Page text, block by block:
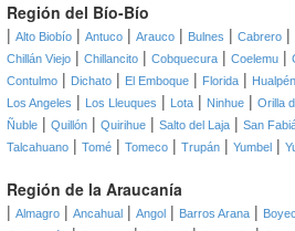
Región del Bío-Bío
| Alto Biobío | Antuco | Arauco | Bulnes | Cabrero |
Chillán Viejo | Chillancito | Cobquecura | Coelemu |
Contulmo | Dichato | El Emboque | Florida | Hualpén
Los Angeles | Los Lleuques | Lota | Ninhue | Orilla
Ñuble | Quillón | Quirihue | Salto del Laja | San
Talcahuano | Tomé | Tomeco | Trupán | Yumbel |
Región de la Araucanía
| Almagro | Ancahual | Angol | Barros Arana |